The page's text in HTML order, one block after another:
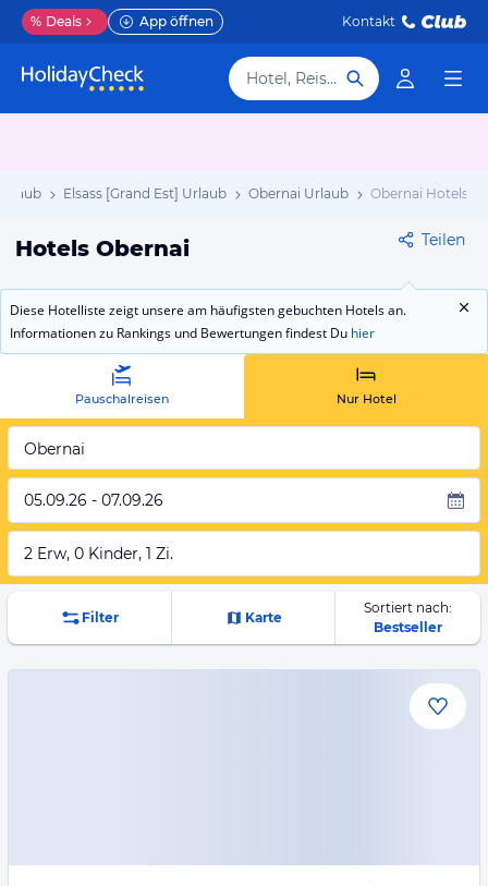
% Deals App öffnen Kontakt
Hotel, Reiseziel
Elsass [Grand Est] Urlaub Obernai Urlaub Obernai Hotels
Hotels Obernai Teilen
Diese Hotelliste zeigt unsere am häufigsten gebuchten Hotels an.
Informationen zu Rankings und Bewertungen findest Du hier
Pauschalreisen Nur Hotel
Obernai
05.09.26 - 07.09.26
2 Erw, 0 Kinder, 1 Zi.
Filter Karte
Sortiert nach:
Bestseller